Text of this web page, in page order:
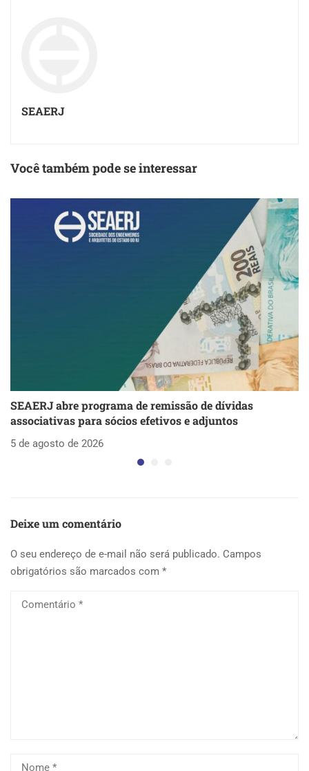
SEAERJ
Você também pode se interessar
SEAERJ abre programa de remissão de dívidas
associativas para sócios efetivos e adjuntos
5 de agosto de 2026
Deixe um comentário
O seu endereço de e-mail não será publicado. Campos
obrigatórios são marcados com *